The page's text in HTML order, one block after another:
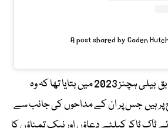
A post shared by Caden
غیر ملکی میڈیا کے مطابق بیلی ہچنز 2023 میں بتایا تھا کہ وہ
ہیں جس پر ان کے مداحوں کی جانب سے